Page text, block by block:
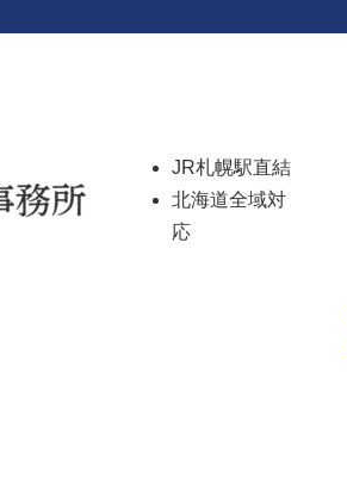
JR札幌駅直結
北海道全域対
応